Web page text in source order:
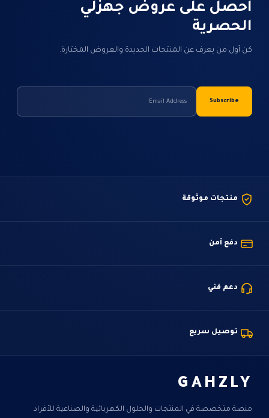
احصل على عروض جهزلي
الحصرية
كن أول من يعرف عن المنتجات الجديدة والعروض المختارة.
منتجات موثوقة
دفع آمن
دعم فني
توصيل سريع
GAHZLY
منصة متخصصة في المنتجات والحلول الكهربائية والصناعية للأفراد